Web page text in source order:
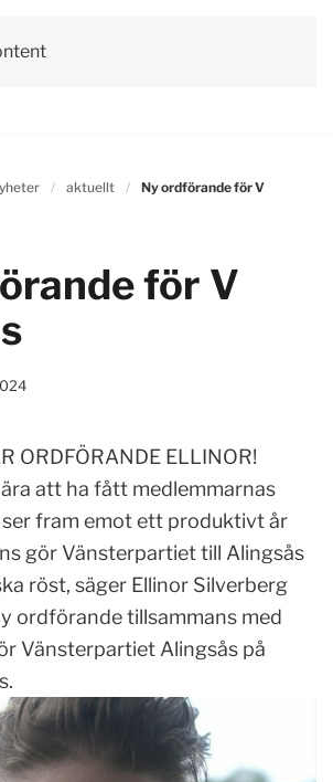
aktuellt
Ny ordförande för V
för V
ORDFÖRANDE ELLINOR!
att ha fått medlemmarnas
fram emot ett produktivt år
gör Vänsterpartiet till Alingsås
röst, säger Ellinor Silverberg
ordförande tillsammans med
Vänsterpartiet Alingsås på